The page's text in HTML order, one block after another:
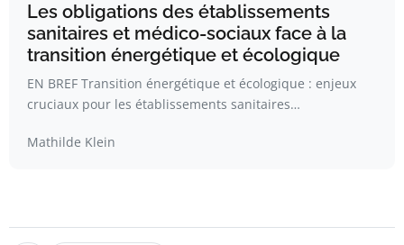
Les obligations des établissements
sanitaires et médico-sociaux face à la
transition énergétique et écologique
EN BREF Transition énergétique et écologique : enjeux
cruciaux pour les établissements sanitaires…
Mathilde Klein